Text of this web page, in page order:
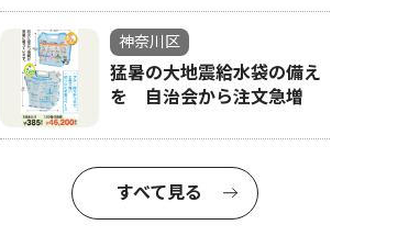
神奈川区
猛暑の大地震給水袋の備え
を 自治会から注文急増
すべて見る